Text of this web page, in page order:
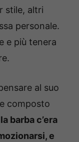
stile, altri
personale.
e più tenera
al suo
composto
barba c’era
e